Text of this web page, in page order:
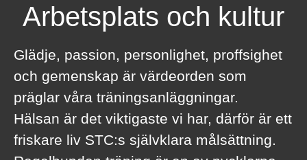
Arbetsplats och kultur
Glädje, passion, personlighet, proffsighet
och gemenskap är värdeorden som
präglar våra träningsanläggningar.
Hälsan är det viktigaste vi har, därför är ett
friskare liv STC:s självklara målsättning.